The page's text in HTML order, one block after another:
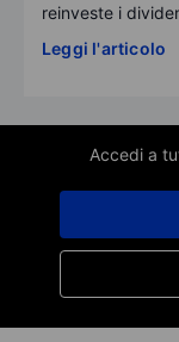
reinveste i
Leggi l'articolo
Accedi a